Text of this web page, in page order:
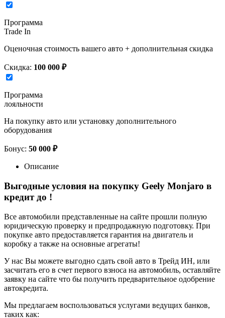
Программа
Trade In
Оценочная стоимость вашего авто + дополнительная скидка
Скидка: 100 000 ₽
Программа
лояльности
На покупку авто или установку дополнительного
оборудования
Бонус: 50 000 ₽
Описание
Выгодные условия на покупку Geely Monjaro в
кредит до !
Все автомобили представленные на сайте прошли полную
юридическую проверку и предпродажную подготовку. При
покупке авто предоставляется гарантия на двигатель и
коробку а также на основные агрегаты!
У нас Вы можете выгодно сдать свой авто в Трейд ИН, или
засчитать его в счет первого взноса на автомобиль, оставляйте
заявку на сайте что бы получить предварительное одобрение
автокредита.
Мы предлагаем воспользоваться услугами ведущих банков,
таких как: